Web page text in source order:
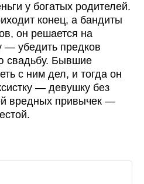
у богатых родителей.
конец, а бандиты
он решается на
убедить предков
свадьбу. Бывшие
с ним дел, и тогда он
— девушку без
вредных привычек —